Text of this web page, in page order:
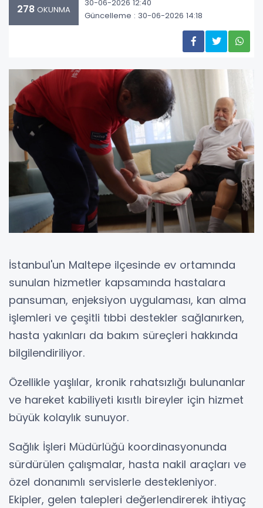
278 OKUNMA
30-06-2026 12:40
Güncelleme : 30-06-2026 14:18
İstanbul'un Maltepe ilçesinde ev ortamında
sunulan hizmetler kapsamında hastalara
pansuman, enjeksiyon uygulaması, kan alma
işlemleri ve çeşitli tıbbi destekler sağlanırken,
hasta yakınları da bakım süreçleri hakkında
bilgilendiriliyor.
Özellikle yaşlılar, kronik rahatsızlığı bulunanlar
ve hareket kabiliyeti kısıtlı bireyler için hizmet
büyük kolaylık sunuyor.
Sağlık İşleri Müdürlüğü koordinasyonunda
sürdürülen çalışmalar, hasta nakil araçları ve
özel donanımlı servislerle destekleniyor.
Ekipler, gelen talepleri değerlendirerek ihtiyaç